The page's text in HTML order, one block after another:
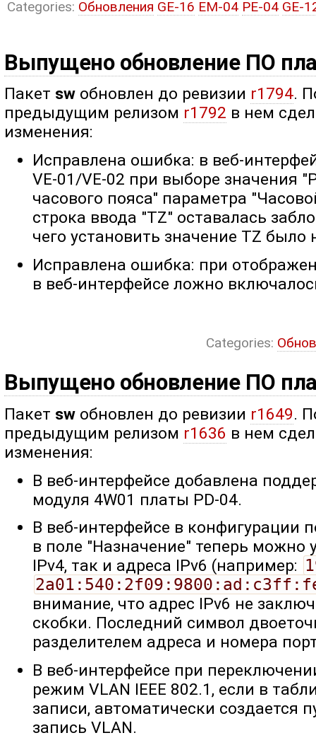
Categories: Обновления GE-16 EM-04 PE-04 GE-
Выпущено обновление ПО
Пакет sw обновлен до ревизии r1794.
предыдущим релизом r1792 в нем
изменения:
Исправлена ошибка: в веб-
VE-01/VE-02 при выборе значения
часового пояса" параметра
строка ввода "TZ" оставалась
чего установить значение TZ
Исправлена ошибка: при
в веб-интерфейсе ложно
Categories:
Выпущено обновление ПО
Пакет sw обновлен до ревизии r1649.
предыдущим релизом r1636 в нем
изменения:
В веб-интерфейсе добавлена
модуля 4W01 платы PD-04.
В веб-интерфейсе в конфигурации
в поле "Назначение" теперь можно
IPv4, так и адреса IPv6 (например:
внимание, что адрес IPv6 не
скобки. Последний символ
разделителем адреса и номера
В веб-интерфейсе при
режим VLAN IEEE 802.1, если в
записи, автоматически создается
запись VLAN.